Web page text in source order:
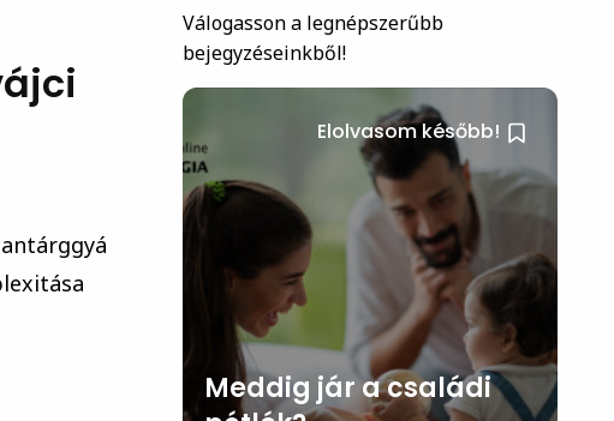
Válogasson a legnépszerűbb
bejegyzéseinkből!
Elolvasom később!
Meddig jár a családi